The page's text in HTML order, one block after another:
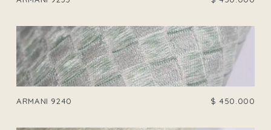
ARMANI 9240 $ 450.000